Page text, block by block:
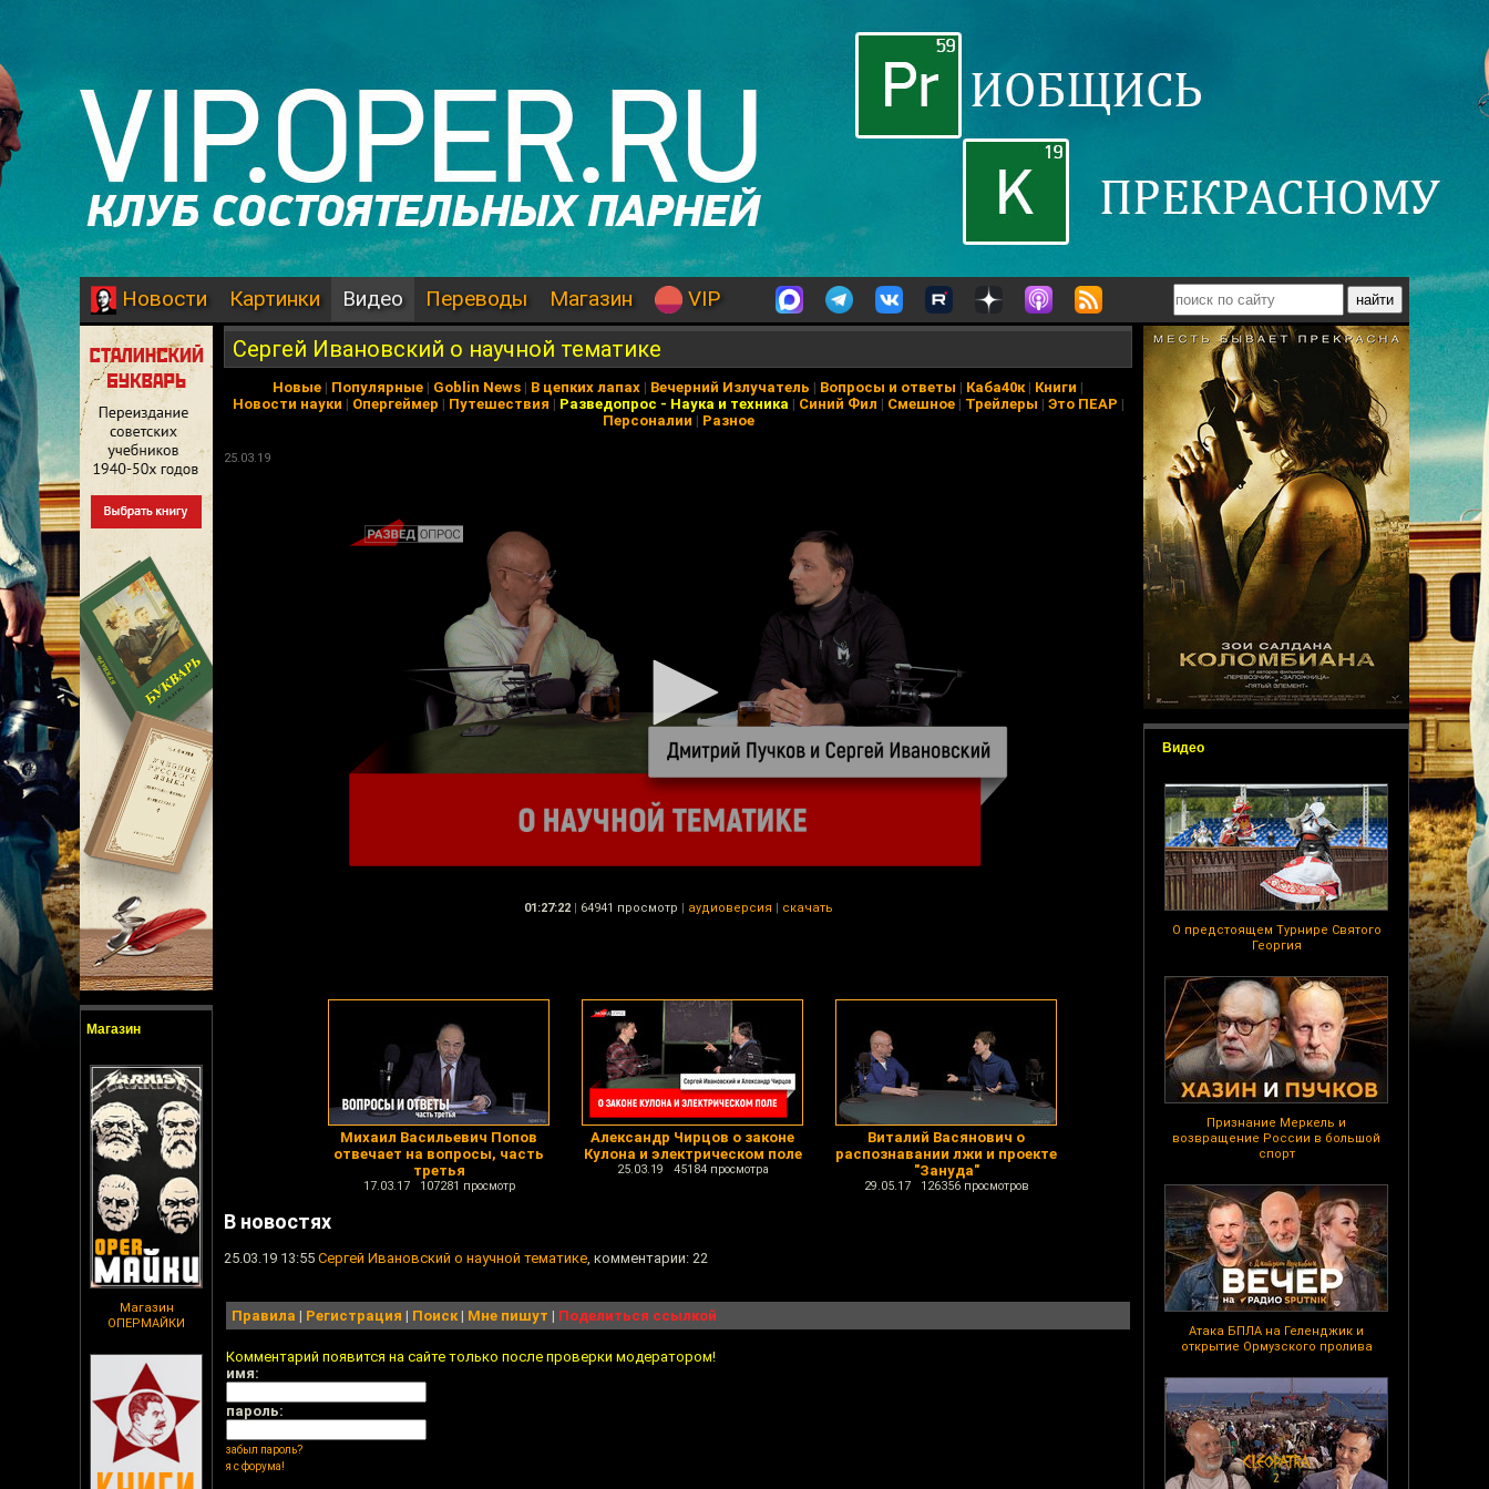
Новости Картинки Видео Переводы Магазин VIP
Магазин
Магазин
ОПЕРМАЙКИ
Видео
О предстоящем Турнире Святого
Георгия
Признание Меркель и
возвращение России в большой
спорт
Атака БПЛА на Геленджик и
открытие Ормузского пролива
Сергей Ивановский о научной тематике
Новые | Популярные | Goblin News | В цепких лапах | Вечерний Излучатель | Вопросы и ответы | Каба40к| Книги |
Новости науки | Опергеймер | Путешествия | Разведопрос - Наука и техника | Синий Фил | Смешное| Трейлеры | Это ПЕАР |
Персоналии | Разное
25.03.19
01:27:22 | 64941 просмотр | аудиоверсия | скачать
Михаил Васильевич Попов
отвечает на вопросы, часть
третья
17.03.17 107281 просмотр
Александр Чирцов о законе
Кулона и электрическом поле
25.03.19 45184 просмотра
Виталий Васянович о
распознавании лжи и проекте
"Зануда"
29.05.17 126356 просмотров
В новостях
25.03.19 13:55 Сергей Ивановский о научной тематике, комментарии: 22
Правила | Регистрация | Поиск| Мне пишут | Поделиться ссылкой
Комментарий появится на сайте только после проверки модератором!
имя:
пароль:
забыл пароль?
я с форума!